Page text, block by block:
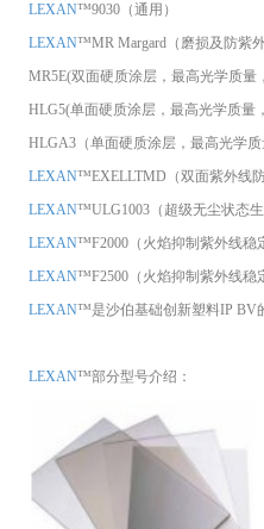
LEXAN™9030（通用）
LEXAN™MR Margard（磨损及防紫外
MR5E(双面硬质涂层，最高光学质
HLG5(单面硬质涂层，最高光学质量
HLGA3（单面硬质涂层，最高光学
LEXAN™EXELLTMD（双面紫外线防
LEXAN™ULG1003（超级无尘状态生
LEXAN™F2000（火焰抑制紫外线稳
LEXAN™F2500（火焰抑制紫外
LEXAN™是沙伯基础创新塑料IP BV
LEXAN™部分型号介绍：